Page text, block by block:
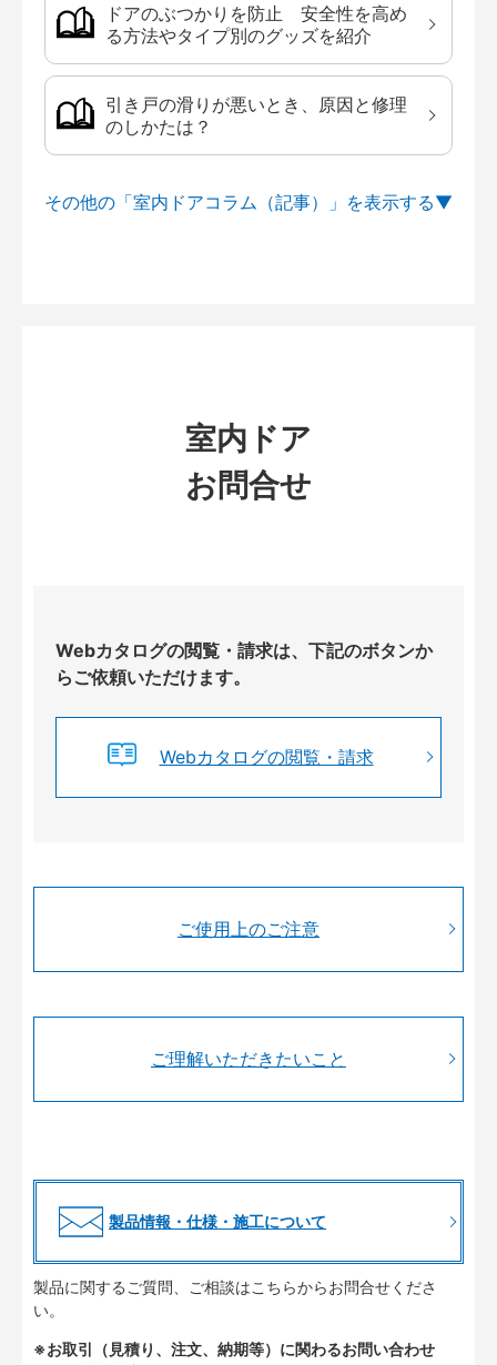
ドアのぶつかりを防止 安全性を高め
る方法やタイプ別のグッズを紹介
引き戸の滑りが悪いとき、原因と修理
のしかたは？
その他の「室内ドアコラム（記事）」を
室内ドア
お問合せ
Webカタログの閲覧・請求は、下記のボタンか
らご依頼いただけます。
Webカタログの閲覧・請求
ご使用上のご注意
ご理解いただきたいこと
製品情報・仕様・施工について
製品に関するご質問、ご相談はこちらからお問合せくださ
い。
※お取引（見積り、注文、納期等）に関わるお問い合わせ